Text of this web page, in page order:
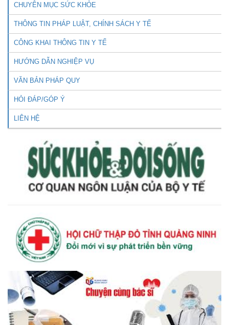
CHUYÊN MỤC SỨC KHỎE
THÔNG TIN PHÁP LUẬT, CHÍNH SÁCH Y TẾ
CÔNG KHAI THÔNG TIN Y TẾ
HƯỚNG DẪN NGHIỆP VỤ
VĂN BẢN PHÁP QUY
HỎI ĐÁP/GÓP Ý
LIÊN HỆ